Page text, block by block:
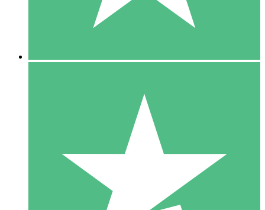
10 Downloads
20 00